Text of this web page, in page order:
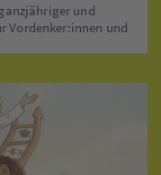
und
Vordenker:innen und